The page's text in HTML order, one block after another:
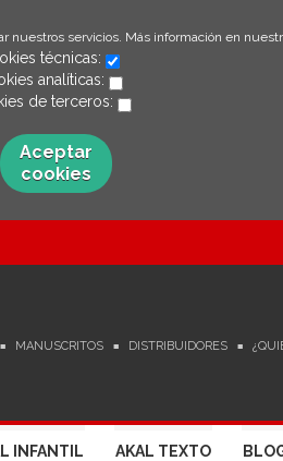
nuestros servicios. Más información en
técnicas:
analíticas:
de terceros:
Aceptar
cookies
MANUSCRITOS DISTRIBUIDORES
INFANTIL AKAL TEXTO